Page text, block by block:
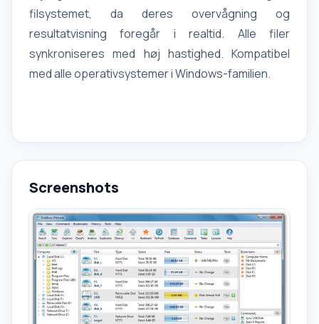
filsystemet, da deres overvågning og
resultatvisning foregår i realtid. Alle filer
synkroniseres med høj hastighed. Kompatibel
med alle operativsystemer i Windows-familien.
Screenshots